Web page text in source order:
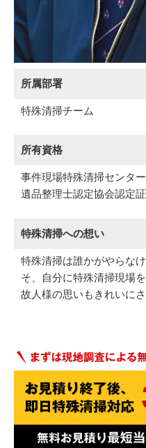
所属部署
特殊清掃チーム
所有資格
事件現場特殊清掃センタ
遺品整理士認定協会認定証
特殊清掃への想い
特殊清掃は誰かがやらな
そ、自分に特殊清掃現場
故人様の思いもきれいに